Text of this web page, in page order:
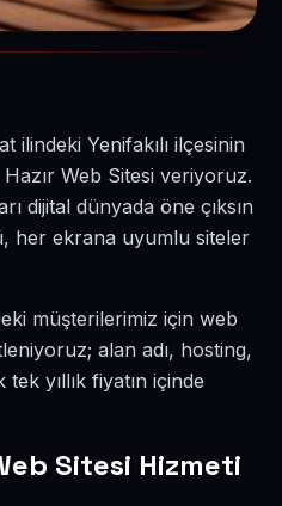
ilindeki Yenifakılı ilçesinin
Web Sitesi veriyoruz.
dijital dünyada öne çıksın
her ekrana uyumlu siteler
müşterilerimiz için web
alan adı, hosting,
yıllık fiyatın içinde
Sitesi Hizmeti